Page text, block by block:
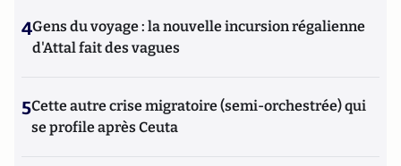
4Gens du voyage : la nouvelle incursion régalienne
d'Attal fait des vagues
5Cette autre crise migratoire (semi-orchestrée) qui
se profile après Ceuta